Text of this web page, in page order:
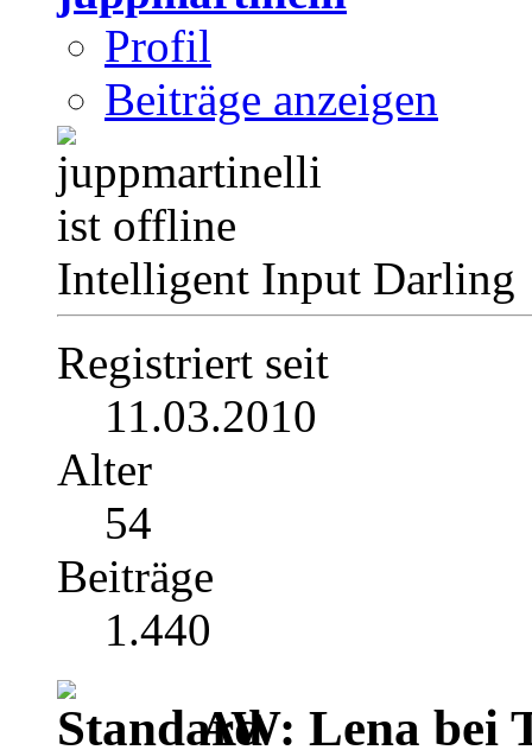
Profil
Beiträge anzeigen
Intelligent Input Darling
Registriert seit
11.03.2010
Alter
54
Beiträge
1.440
AW: Lena bei